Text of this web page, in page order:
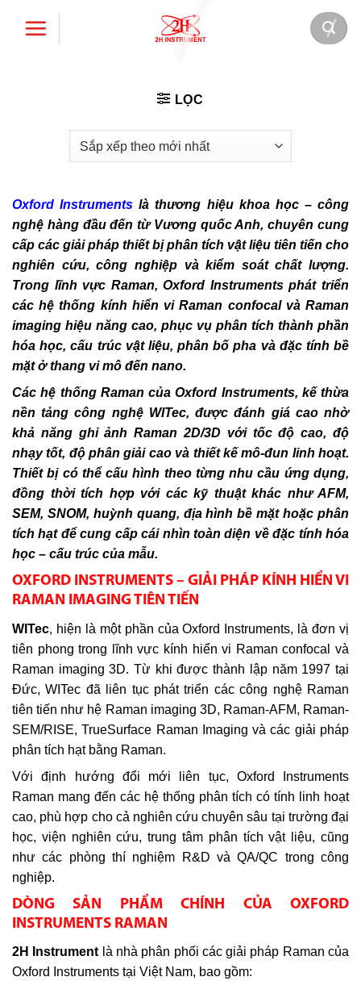
LỌC
Oxford Instruments là thương hiệu khoa học – công
nghệ hàng đầu đến từ Vương quốc Anh, chuyên cung
cấp các giải pháp thiết bị phân tích vật liệu tiên tiến cho
nghiên cứu, công nghiệp và kiểm soát chất lượng.
Trong lĩnh vực Raman, Oxford Instruments phát triển
các hệ thống kính hiển vi Raman confocal và Raman
imaging hiệu năng cao, phục vụ phân tích thành phần
hóa học, cấu trúc vật liệu, phân bố pha và đặc tính bề
mặt ở thang vi mô đến nano.
Các hệ thống Raman của Oxford Instruments, kế thừa
nền tảng công nghệ WITec, được đánh giá cao nhờ
khả năng ghi ảnh Raman 2D/3D với tốc độ cao, độ
nhạy tốt, độ phân giải cao và thiết kế mô-đun linh hoạt.
Thiết bị có thể cấu hình theo từng nhu cầu ứng dụng,
đồng thời tích hợp với các kỹ thuật khác như AFM,
SEM, SNOM, huỳnh quang, địa hình bề mặt hoặc phân
tích hạt để cung cấp cái nhìn toàn diện về đặc tính hóa
học – cấu trúc của mẫu.
OXFORD INSTRUMENTS – GIẢI PHÁP KÍNH HIỂN VI
RAMAN IMAGING TIÊN TIẾN
WITec, hiện là một phần của Oxford Instruments, là đơn vị
tiên phong trong lĩnh vực kính hiển vi Raman confocal và
Raman imaging 3D. Từ khi được thành lập năm 1997 tại
Đức, WITec đã liên tục phát triển các công nghệ Raman
tiên tiến như hệ Raman imaging 3D, Raman-AFM, Raman-
SEM/RISE, TrueSurface Raman Imaging và các giải pháp
phân tích hạt bằng Raman.
Với định hướng đổi mới liên tục, Oxford Instruments
Raman mang đến các hệ thống phân tích có tính linh hoạt
cao, phù hợp cho cả nghiên cứu chuyên sâu tại trường đại
học, viện nghiên cứu, trung tâm phân tích vật liệu, cũng
như các phòng thí nghiệm R&D và QA/QC trong công
nghiệp.
DÒNG SẢN PHẨM CHÍNH CỦA OXFORD
INSTRUMENTS RAMAN
2H Instrument là nhà phân phối các giải pháp Raman của
Oxford Instruments tại Việt Nam, bao gồm: